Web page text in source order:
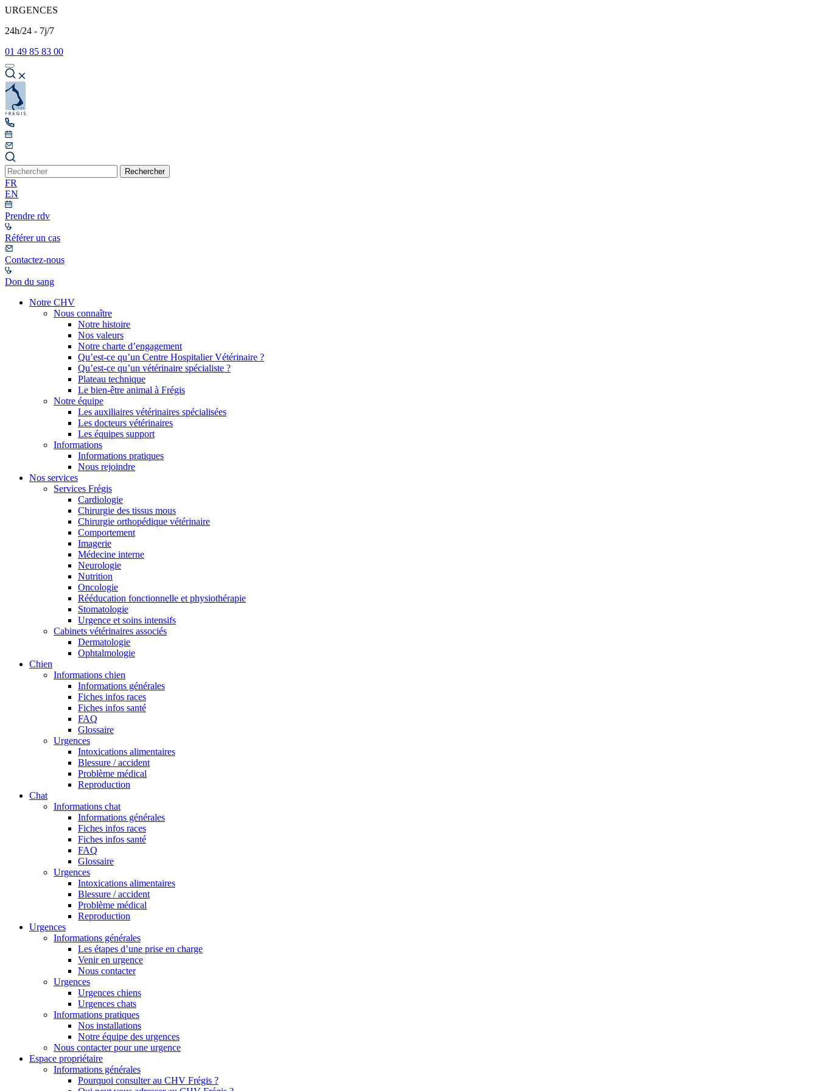
URGENCES
24h/24 - 7j/7
01 49 85 83 00
Rechercher
FR
EN
Prendre rdv
Référer un cas
Contactez-nous
Don du sang
Notre CHV
Nous connaître
Notre histoire
Nos valeurs
Notre charte d’engagement
Qu’est-ce qu’un Centre Hospitalier Vétérinaire ?
Qu’est-ce qu’un vétérinaire spécialiste ?
Plateau technique
Le bien-être animal à Frégis
Notre équipe
Les auxiliaires vétérinaires spécialisées
Les docteurs vétérinaires
Les équipes support
Informations
Informations pratiques
Nous rejoindre
Nos services
Services Frégis
Cardiologie
Chirurgie des tissus mous
Chirurgie orthopédique vétérinaire
Comportement
Imagerie
Médecine interne
Neurologie
Nutrition
Oncologie
Rééducation fonctionnelle et physiothérapie
Stomatologie
Urgence et soins intensifs
Cabinets vétérinaires associés
Dermatologie
Ophtalmologie
Chien
Informations chien
Informations générales
Fiches infos races
Fiches infos santé
FAQ
Glossaire
Urgences
Intoxications alimentaires
Blessure / accident
Problème médical
Reproduction
Chat
Informations chat
Informations générales
Fiches infos races
Fiches infos santé
FAQ
Glossaire
Urgences
Intoxications alimentaires
Blessure / accident
Problème médical
Reproduction
Urgences
Informations générales
Les étapes d’une prise en charge
Venir en urgence
Nous contacter
Urgences
Urgences chiens
Urgences chats
Informations pratiques
Nos installations
Notre équipe des urgences
Nous contacter pour une urgence
Espace propriétaire
Informations générales
Pourquoi consulter au CHV Frégis ?